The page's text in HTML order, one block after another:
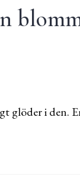
glöder i den.